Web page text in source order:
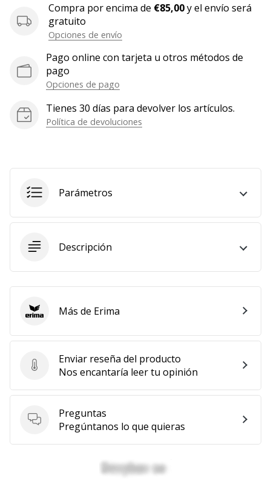
Mostrar
todos
artículos
Compra por encima de €85,00y el envío será
gratuito
Opciones de envío
Pago online con tarjeta u otros métodos de
pago
Opciones de pago
Tienes 30 días para devolver los artículos.
Política de devoluciones
Parámetros
Descripción
Enviar reseña del producto
Enviar reseña del producto
Nos encantaría leer tu opinión
Preguntas
Preguntas
Pregúntanos lo que quieras
ErimaMás de Erima